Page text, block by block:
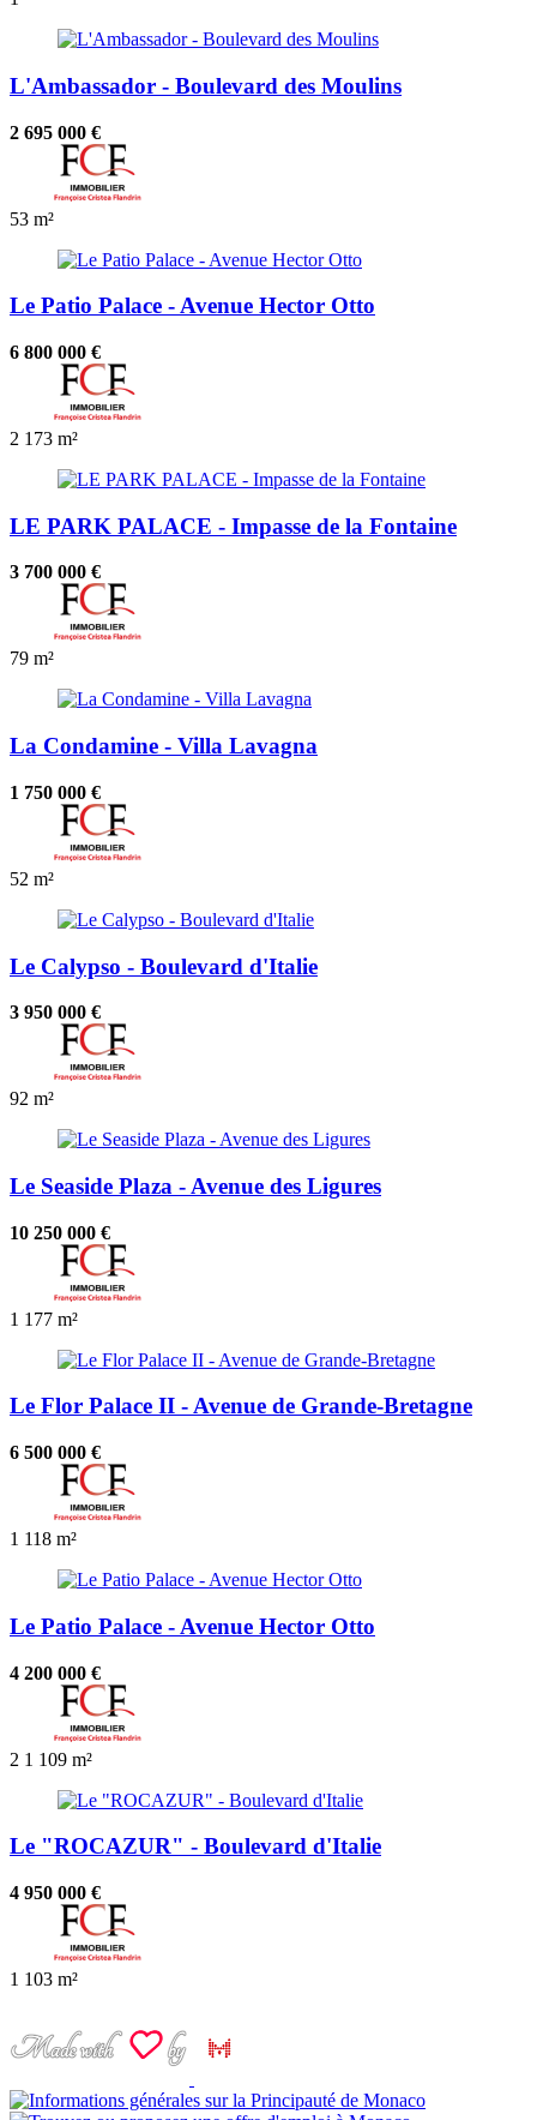
L'Ambassador - Boulevard des Moulins
2 695 000 €
53 m²
Le Patio Palace - Avenue Hector Otto
6 800 000 €
2 173 m²
LE PARK PALACE - Impasse de la Fontaine
3 700 000 €
79 m²
La Condamine - Villa Lavagna
1 750 000 €
52 m²
Le Calypso - Boulevard d'Italie
3 950 000 €
92 m²
Le Seaside Plaza - Avenue des Ligures
10 250 000 €
1 177 m²
Le Flor Palace II - Avenue de Grande-Bretagne
6 500 000 €
1 118 m²
Le Patio Palace - Avenue Hector Otto
4 200 000 €
2 1 109 m²
Le "ROCAZUR" - Boulevard d'Italie
4 950 000 €
1 103 m²